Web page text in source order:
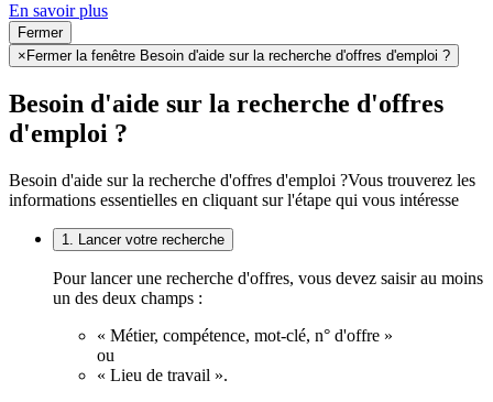
En savoir plus
Fermer
× Fermer la fenêtre Besoin d'aide sur la recherche d'offres d'emploi ?
Besoin d'aide sur la recherche d'offres
d'emploi ?
Besoin d'aide sur la recherche d'offres d'emploi ?Vous trouverez les
informations essentielles en cliquant sur l'étape qui vous intéresse
1. Lancer votre recherche
Pour lancer une recherche d'offres, vous devez saisir au moins
un des deux champs :
« Métier, compétence, mot-clé, n° d'offre »
ou
« Lieu de travail ».